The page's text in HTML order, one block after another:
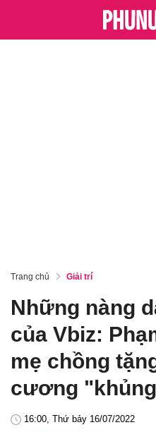
Trang chủ Giải trí
Những nàng
của Vbiz:
mẹ chồng
cương
16:00, Thứ bảy 16/07/2022